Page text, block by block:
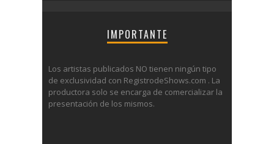
IMPORTANTE
Los artistas publicados NO tienen ningún tipo
de exclusividad con RegistrodeShows.com . La
productora solo se encarga de comercializar la
presentación de los mismos.